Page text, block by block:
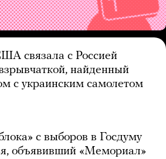
связала с Россией
найденный
с украинским самолетом
с выборов в Госдуму
объявивший «Мемориал»